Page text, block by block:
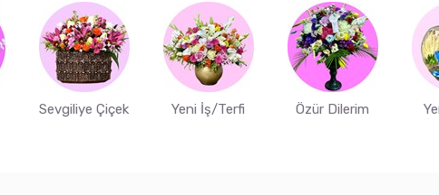
Sevgiliye Çiçek Yeni İş/Terfi Özür Dilerim